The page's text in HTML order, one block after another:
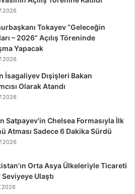
Tokayev “Geleceğin
– 2026” Açılış Töreninde
Yapacak
İsagaliyev Dışişleri Bakan
Olarak Atandı
Satpayev’in Chelsea Formasıyla İlk
Atması Sadece 6 Dakika Sürdü
Orta Asya Ülkeleriyle Ticareti
Seviyeye Ulaştı